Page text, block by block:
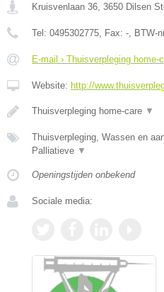
Kruisvenlaan 36 3650 Dilsen
Tel: 0495302775 , Fax: - , BTW-
E-mail › Thuisverpleging home-
Website: http://
Thuisverpleging home-care ▼
Thuisverpleging, Wassen en
Palliatieve ▼
Openingstijden onbekend
Sociale media: